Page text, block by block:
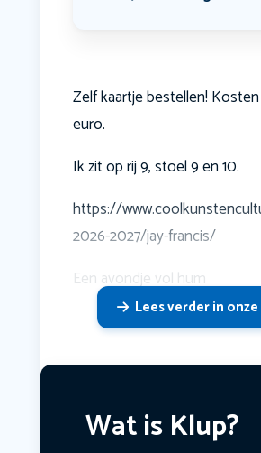
Zelf kaartje bestellen! Kosten
euro.
Ik zit op rij 9, stoel 9 en 10.
https://
2026-2027/jay-francis/
Een avondje vol hum
Lees verder in onze
Wat is Klup?